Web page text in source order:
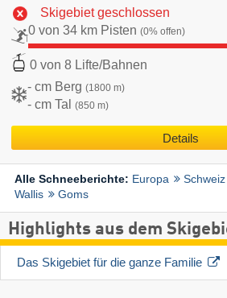
Skigebiet geschlossen
0 von 34 km Pisten (0% offen)
0 von 8 Lifte/Bahnen
- cm Berg (1800 m)
- cm Tal (850 m)
Details
Alle Schneeberichte: Europa Schweiz
Wallis
Goms
Highlights aus dem
Das Skigebiet für die ganze Familie